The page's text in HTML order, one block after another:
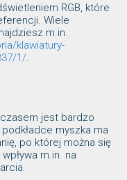
RGB, które
Wiele
m.in.
klawiatury-
1/.
jest bardzo
myszka ma
po której można się
m.in. na